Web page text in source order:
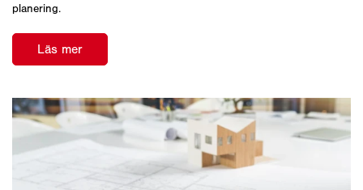
planering.